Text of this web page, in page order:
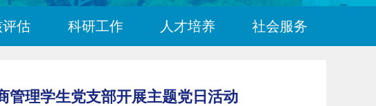
估 科研工作 人才培养 社会服务
理学生党支部开展主题党日活动